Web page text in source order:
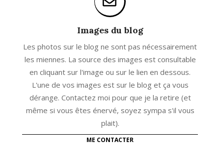
Images du blog
Les photos sur le blog ne sont pas nécessairement
les miennes. La source des images est consultable
en cliquant sur l'image ou sur le lien en dessous.
L'une de vos images est sur le blog et ça vous
dérange. Contactez moi pour que je la retire (et
même si vous êtes énervé, soyez sympa s'il vous
plait).
ME CONTACTER